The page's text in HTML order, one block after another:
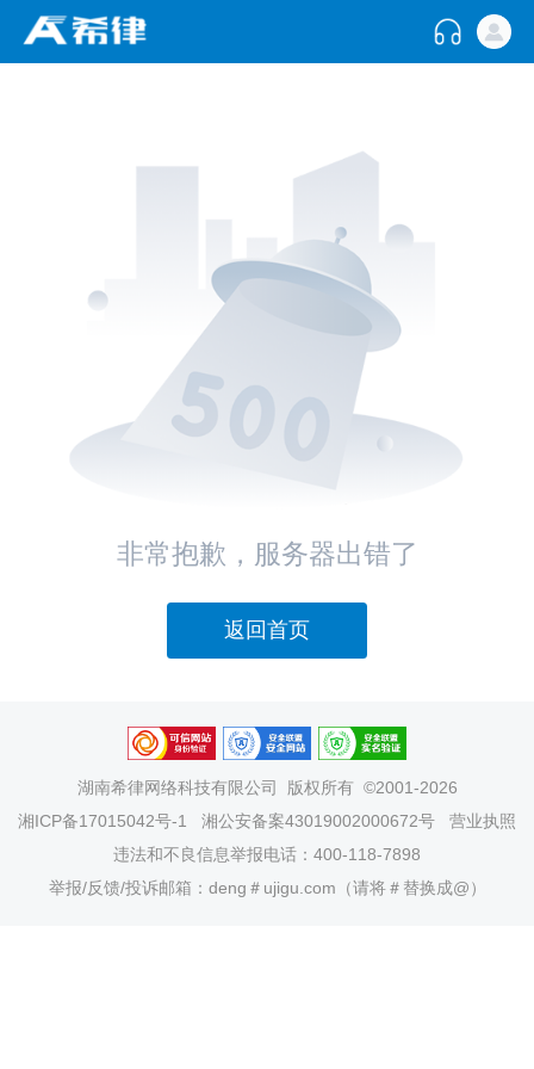
非常抱歉，服务器出错了
返回首页
湖南希律网络科技有限公司
版权所有 ©2001-2026
湘ICP备17015042号-1
湘公安备案43019002000672号
营业执照
违法和不良信息举报电话：400-118-7898
举报/反馈/投诉邮箱：deng＃ujigu.com（请将＃替换成@）